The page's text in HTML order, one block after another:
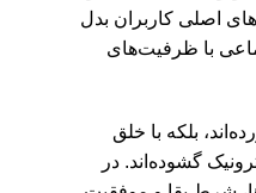
اصلی کاربران بدل
با ظرفیت‌های
بلکه با خلق
گشوده‌اند. در